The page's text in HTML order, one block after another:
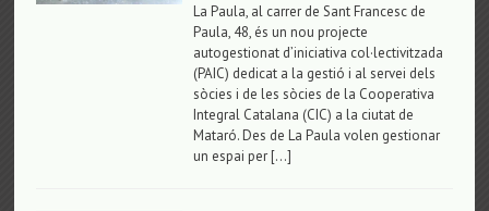
La Paula, al carrer de Sant Francesc de
Paula, 48, és un nou projecte
autogestionat d’iniciativa col·lectivitzada
(PAIC) dedicat a la gestió i al servei dels
sòcies i de les sòcies de la Cooperativa
Integral Catalana (CIC) a la ciutat de
Mataró. Des de La Paula volen gestionar
un espai per […]